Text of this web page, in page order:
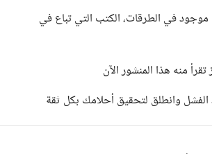
موجود في الطرقات، الكتب التي تباع في
منه هذا المنشور الآن
وانطلق لتحقيق أحلامك بكل ثقة